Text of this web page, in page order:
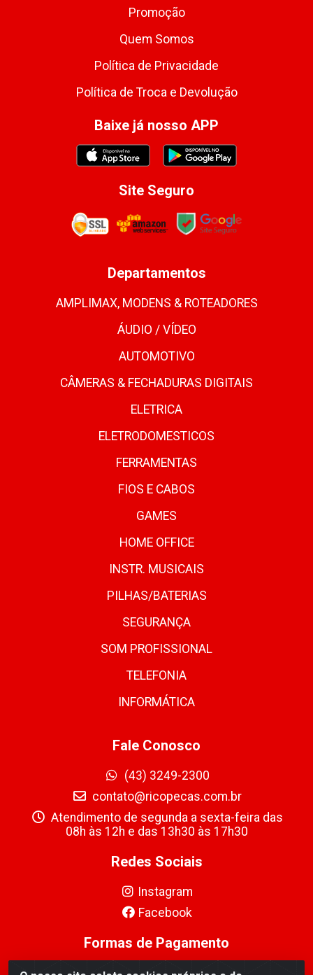
Promoção
Quem Somos
Política de Privacidade
Política de Troca e Devolução
Baixe já nosso APP
Site Seguro
Departamentos
AMPLIMAX, MODENS & ROTEADORES
ÁUDIO / VÍDEO
AUTOMOTIVO
CÂMERAS & FECHADURAS DIGITAIS
ELETRICA
ELETRODOMESTICOS
FERRAMENTAS
FIOS E CABOS
GAMES
HOME OFFICE
INSTR. MUSICAIS
PILHAS/BATERIAS
SEGURANÇA
SOM PROFISSIONAL
TELEFONIA
INFORMÁTICA
Fale Conosco
(43) 3249-2300
contato@ricopecas.com.br
Atendimento de segunda a sexta-feira das
08h às 12h e das 13h30 às 17h30
Redes Sociais
Instagram
Facebook
Formas de Pagamento